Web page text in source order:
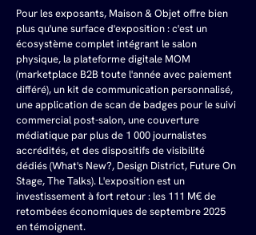
Pour les exposants, Maison & Objet offre bien
plus qu'une surface d'exposition : c'est un
écosystème complet intégrant le salon
physique, la plateforme digitale MOM
(marketplace B2B toute l'année avec paiement
différé), un kit de communication personnalisé,
une application de scan de badges pour le suivi
commercial post-salon, une couverture
médiatique par plus de 1 000 journalistes
accrédités, et des dispositifs de visibilité
dédiés (What's New?, Design District, Future On
Stage, The Talks). L'exposition est un
investissement à fort retour : les 111 M€ de
retombées économiques de septembre 2025
en témoignent.